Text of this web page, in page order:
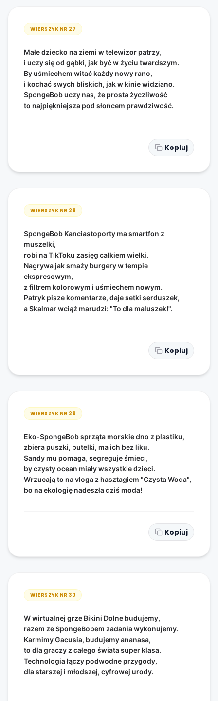
WIERSZYK NR 27
Małe dziecko na ziemi w telewizor patrzy,
i uczy się od gąbki, jak być w życiu twardszym.
By uśmiechem witać każdy nowy rano,
i kochać swych bliskich, jak w kinie widziano.
SpongeBob uczy nas, że prosta życzliwość
to najpiękniejsza pod słońcem prawdziwość.
Kopiuj
WIERSZYK NR 28
SpongeBob Kanciastoporty ma smartfon z
muszelki,
robi na TikToku zasięg całkiem wielki.
Nagrywa jak smaży burgery w tempie
ekspresowym,
z filtrem kolorowym i uśmiechem nowym.
Patryk pisze komentarze, daje setki serduszek,
a Skalmar wciąż marudzi: "To dla maluszek!".
Kopiuj
WIERSZYK NR 29
Eko-SpongeBob sprząta morskie dno z plastiku,
zbiera puszki, butelki, ma ich bez liku.
Sandy mu pomaga, segreguje śmieci,
by czysty ocean miały wszystkie dzieci.
Wrzucają to na vloga z hasztagiem "Czysta Woda",
bo na ekologię nadeszła dziś moda!
Kopiuj
WIERSZYK NR 30
W wirtualnej grze Bikini Dolne budujemy,
razem ze SpongeBobem zadania wykonujemy.
Karmimy Gacusia, budujemy ananasa,
to dla graczy z całego świata super klasa.
Technologia łączy podwodne przygody,
dla starszej i młodszej, cyfrowej urody.